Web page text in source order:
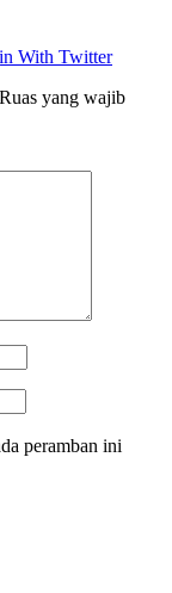
With Twitter
Ruas yang wajib
peramban ini